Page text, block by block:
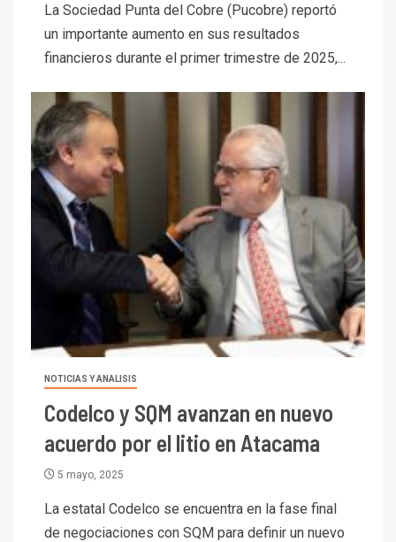
La Sociedad Punta del Cobre (Pucobre) reportó
un importante aumento en sus resultados
financieros durante el primer trimestre de 2025,...
NOTICIAS Y ANALISIS
Codelco y SQM avanzan en nuevo
acuerdo por el litio en Atacama
5 mayo, 2025
La estatal Codelco se encuentra en la fase final
de negociaciones con SQM para definir un nuevo